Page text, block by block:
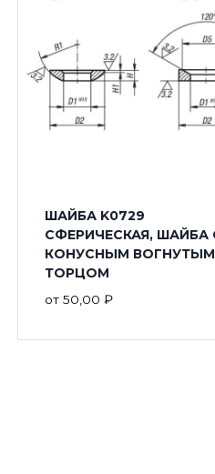
ШАЙБА K0729
СФЕРИЧЕСКАЯ, ШАЙБА
КОНУСНЫМ ВОГНУТЫМ
ТОРЦОМ
от 50,00 ₽